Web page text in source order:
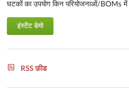
घटकों का उपयोग किन परियोजनाओं/BOMs में
इंस्टेंट डेमो
RSS फ़ीड